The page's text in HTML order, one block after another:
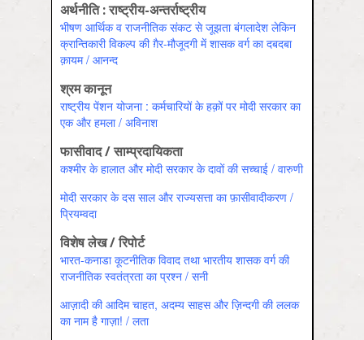
अर्थनीति : राष्ट्रीय-अन्तर्राष्ट्रीय
भीषण आर्थिक व राजनीतिक संकट से जूझता बंगलादेश लेकिन
क्रान्तिकारी विकल्प की ग़ैर-मौजूदगी में शासक वर्ग का दबदबा
क़ायम / आनन्‍द
श्रम कानून
राष्ट्रीय पेंशन योजना : कर्मचारियों के हक़ों पर मोदी सरकार का
एक और हमला / अविनाश
फासीवाद / साम्‍प्रदायिकता
कश्मीर के हालात और मोदी सरकार के दावों की सच्चाई / वारुणी
मोदी सरकार के दस साल और राज्यसत्ता का फ़ासीवादीकरण /
प्रियम्वदा
विशेष लेख / रिपोर्ट
भारत-कनाडा कूटनीतिक विवाद तथा भारतीय शासक वर्ग की
राजनीतिक स्वतंत्रता का प्रश्न / सनी
आज़ादी की आदिम चाहत, अदम्य साहस और ज़िन्दगी की ललक
का नाम है गाज़ा! / लता